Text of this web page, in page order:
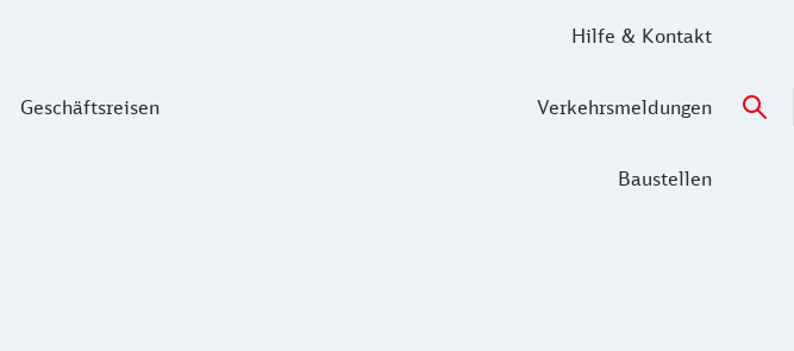
Geschäftsreisen
Hilfe & Kontakt
Verkehrsmeldungen
Baustellen